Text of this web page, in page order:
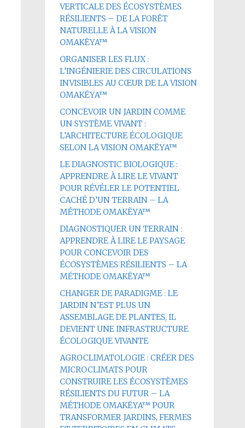
VERTICALE DES ÉCOSYSTÈMES
RÉSILIENTS – DE LA FORÊT
NATURELLE À LA VISION
OMAKËYA™
ORGANISER LES FLUX :
L’INGÉNIERIE DES CIRCULATIONS
INVISIBLES AU CŒUR DE LA VISION
OMAKËYA™
CONCEVOIR UN JARDIN COMME
UN SYSTÈME VIVANT :
L’ARCHITECTURE ÉCOLOGIQUE
SELON LA VISION OMAKËYA™
LE DIAGNOSTIC BIOLOGIQUE :
APPRENDRE À LIRE LE VIVANT
POUR RÉVÉLER LE POTENTIEL
CACHÉ D’UN TERRAIN – LA
MÉTHODE OMAKËYA™
DIAGNOSTIQUER UN TERRAIN :
APPRENDRE À LIRE LE PAYSAGE
POUR CONCEVOIR DES
ÉCOSYSTÈMES RÉSILIENTS – LA
MÉTHODE OMAKËYA™
CHANGER DE PARADIGME : LE
JARDIN N’EST PLUS UN
ASSEMBLAGE DE PLANTES, IL
DEVIENT UNE INFRASTRUCTURE
ÉCOLOGIQUE VIVANTE
AGROCLIMATOLOGIE : CRÉER DES
MICROCLIMATS POUR
CONSTRUIRE LES ÉCOSYSTÈMES
RÉSILIENTS DU FUTUR – LA
MÉTHODE OMAKËYA™ POUR
TRANSFORMER JARDINS, FERMES